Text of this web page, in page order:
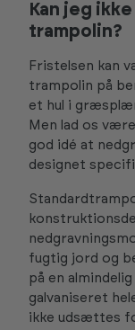
Kan jeg
trampolin?
Fristelsen kan
trampolin på
et hul i
Men lad os
god idé at
designet
fugtig jord og
på en
galvaniseret
ikke udsættes